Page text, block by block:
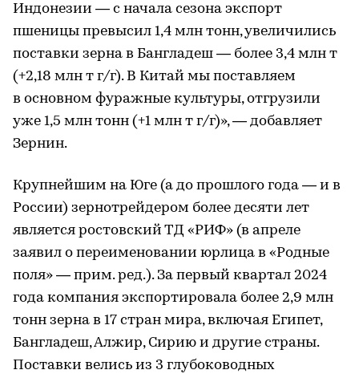
Индонезии — с начала сезона экспорт
пшеницы превысил 1,4 млн тонн, увеличились
поставки зерна в Бангладеш — более 3,4 млн т
(+2,18 млн т г/г). В Китай мы поставляем
в основном фуражные культуры, отгрузили
уже 1,5 млн тонн (+1 млн т г/г)», — добавляет
Зернин.
Крупнейшим на Юге (а до прошлого года — и в
России) зернотрейдером более десяти лет
является ростовский ТД «РИФ» (в апреле
заявил о переименовании юрлица в «Родные
поля» — прим. ред.). За первый квартал 2024
года компания экспортировала более 2,9 млн
тонн зерна в 17 стран мира, включая Египет,
Бангладеш, Алжир, Сирию и другие страны.
Поставки велись из 3 глубоководных